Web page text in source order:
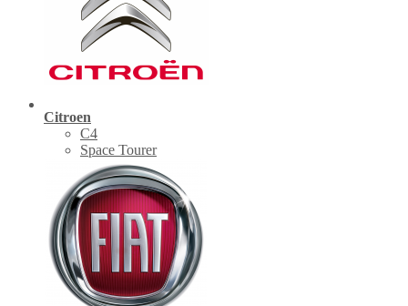
Citroen
C4
Space Tourer